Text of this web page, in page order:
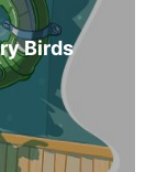
Birds